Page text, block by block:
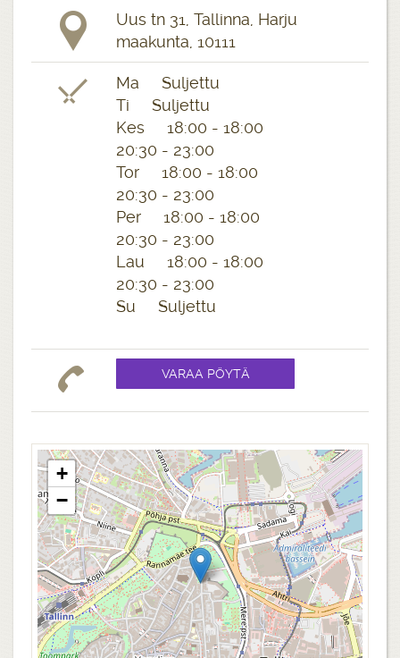
Uus tn 31, Tallinna, Harju
maakunta, 10111
Ma Suljettu
Ti Suljettu
Kes 18:00 - 18:00
20:30 - 23:00
Tor 18:00 - 18:00
20:30 - 23:00
Per 18:00 - 18:00
20:30 - 23:00
Lau 18:00 - 18:00
20:30 - 23:00
Su Suljettu
+
−